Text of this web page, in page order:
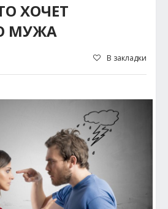
ХОЧЕТ
МУЖА
В закладки